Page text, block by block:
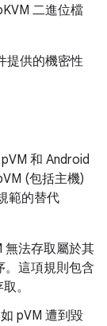
二進位檔
提供的機密性
和 Android
(包括主機)
範的替代
無法存取屬於其
。這項規則包含
。
pVM 遭到毀